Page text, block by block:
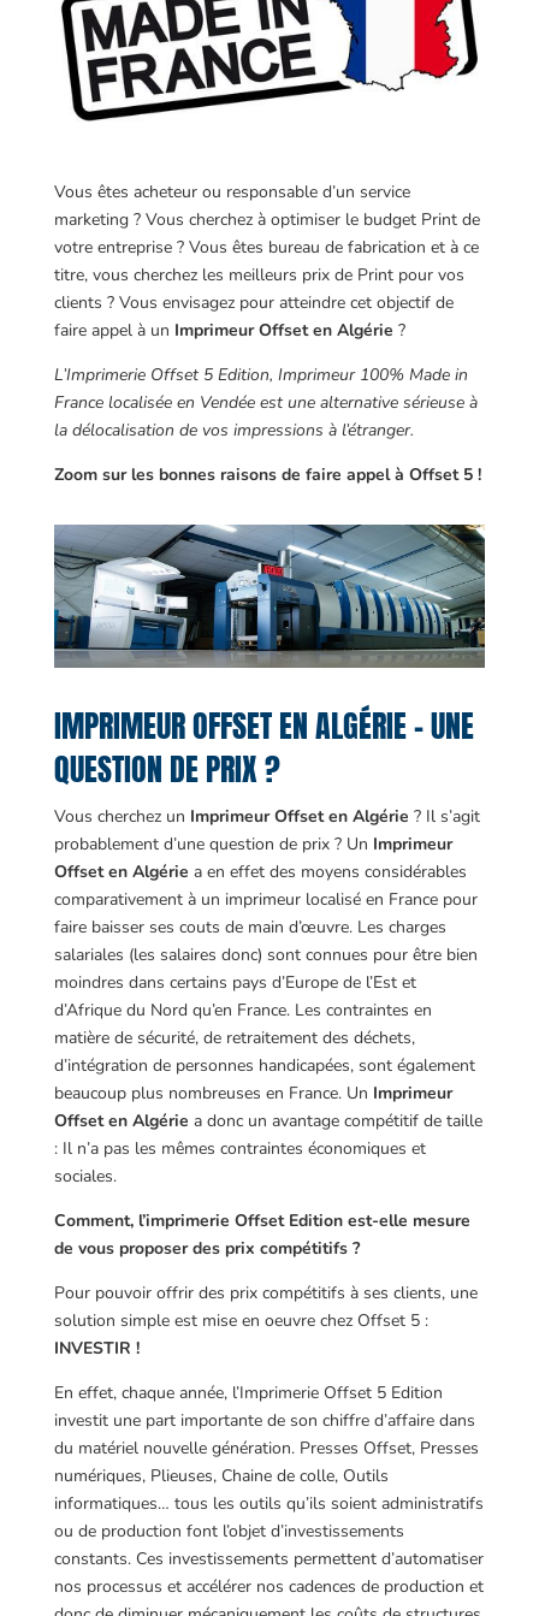
Vous êtes acheteur ou responsable d’un service
marketing ? Vous cherchez à optimiser le budget Print de
votre entreprise ? Vous êtes bureau de fabrication et à ce
titre, vous cherchez les meilleurs prix de Print pour vos
clients ? Vous envisagez pour atteindre cet objectif de
faire appel à un Imprimeur Offset en Algérie ?
L’Imprimerie Offset 5 Edition, Imprimeur 100% Made in
France localisée en Vendée est une alternative sérieuse à
la délocalisation de vos impressions à l’étranger.
Zoom sur les bonnes raisons de faire appel à Offset 5 !
IMPRIMEUR OFFSET EN ALGÉRIE – UNE
QUESTION DE PRIX ?
Vous cherchez un Imprimeur Offset en Algérie ? Il s’agit
probablement d’une question de prix ? Un Imprimeur
Offset en Algérie a en effet des moyens considérables
comparativement à un imprimeur localisé en France pour
faire baisser ses couts de main d’œuvre. Les charges
salariales (les salaires donc) sont connues pour être bien
moindres dans certains pays d’Europe de l’Est et
d’Afrique du Nord qu’en France. Les contraintes en
matière de sécurité, de retraitement des déchets,
d’intégration de personnes handicapées, sont également
beaucoup plus nombreuses en France. Un Imprimeur
Offset en Algérie a donc un avantage compétitif de taille
: Il n’a pas les mêmes contraintes économiques et
sociales.
Comment, l’imprimerie Offset Edition est-elle mesure
de vous proposer des prix compétitifs ?
Pour pouvoir offrir des prix compétitifs à ses clients, une
solution simple est mise en oeuvre chez Offset 5 :
INVESTIR !
En effet, chaque année, l’Imprimerie Offset 5 Edition
investit une part importante de son chiffre d’affaire dans
du matériel nouvelle génération. Presses Offset, Presses
numériques, Plieuses, Chaine de colle, Outils
informatiques… tous les outils qu’ils soient administratifs
ou de production font l’objet d’investissements
constants. Ces investissements permettent d’automatiser
nos processus et accélérer nos cadences de production et